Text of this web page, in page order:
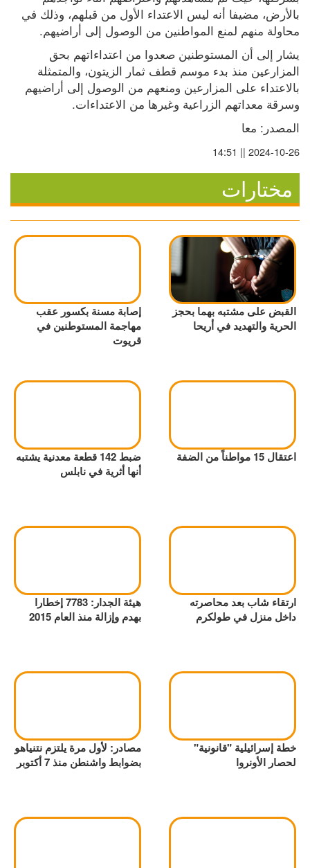
محاولة منهم لمنع المواطنين من الوصول إلى أراضيهم.
وسرقة معداتهم الزراعية وغيرها من الاعتداءات.
المصدر: معا
2024-10-26 || 14:51
مختارات
القبض على مشتبه بهما بحجز
الحرية والتهديد في أريحا
إصابة مسنة بكسور عقب
مهاجمة المستوطنين في
قريوت
اعتقال 15 مواطناً من الضفة
ضبط 142 قطعة معدنية يشتبه
أنها أثرية في نابلس
ارتقاء شاب بعد محاصرته
داخل منزل في طولكرم
هيئة الجدار: 7783 إخطارا
بهدم وإزالة منذ العام 2015
خطة إسرائيلية "قانونية"
لحصار الأونروا
مصادر: لأول مرة يلتزم نتنياهو
بضوابط واشنطن منذ 7 أكتوبر